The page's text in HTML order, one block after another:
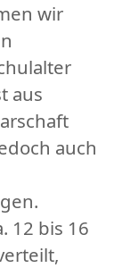
wir
aus
auch
12 bis 16